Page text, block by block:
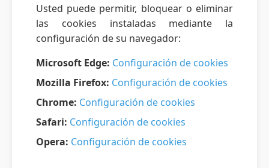
Usted puede permitir, bloquear o eliminar
las cookies instaladas mediante la
configuración de su navegador:
Microsoft Edge: Configuración de cookies
Mozilla Firefox: Configuración de cookies
Chrome: Configuración de cookies
Safari: Configuración de cookies
Opera: Configuración de cookies